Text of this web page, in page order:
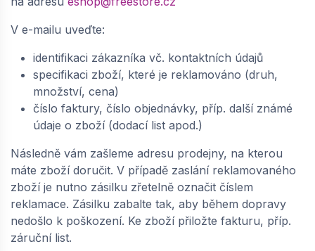
V e-mailu uveďte:
identifikaci zákazníka vč. kontaktních údajů
specifikaci zboží, které je reklamováno (druh,
množství, cena)
číslo faktury, číslo objednávky, příp. další známé
údaje o zboží (dodací list apod.)
Následně vám zašleme adresu prodejny, na kterou
máte zboží doručit. V případě zaslání reklamovaného
zboží je nutno zásilku zřetelně označit číslem
reklamace. Zásilku zabalte tak, aby během dopravy
nedošlo k poškození. Ke zboží přiložte fakturu, příp.
záruční list.